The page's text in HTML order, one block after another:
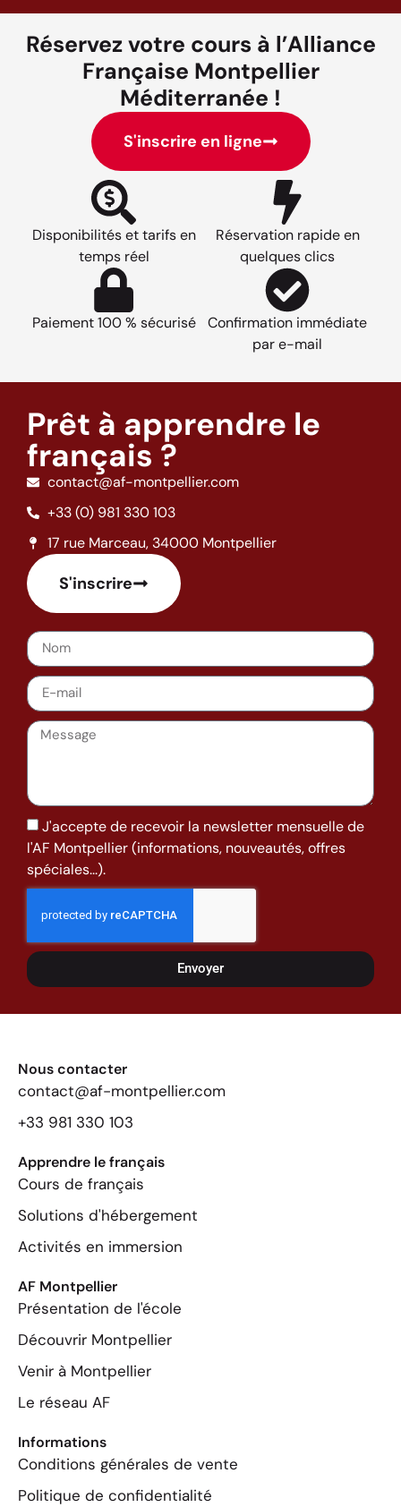
Réservez votre cours à l’Alliance
Française Montpellier
Méditerranée !
S'inscrire en ligne
Disponibilités et tarifs en
temps réel
Réservation rapide en
quelques clics
Paiement 100 % sécurisé
Confirmation immédiate
par e-mail
Prêt à apprendre le
français ?
contact@af-montpellier.com
+33 (0) 981 330 103
17 rue Marceau, 34000 Montpellier
S'inscrire
J'accepte de recevoir la newsletter mensuelle de
l'AF Montpellier (informations, nouveautés, offres
spéciales...).
Envoyer
Nous contacter
contact@af-montpellier.com
+33 981 330 103
Apprendre le français
Cours de français
Solutions d'hébergement
Activités en immersion
AF Montpellier
Présentation de l'école
Découvrir Montpellier
Venir à Montpellier
Le réseau AF
Informations
Conditions générales de vente
Politique de confidentialité